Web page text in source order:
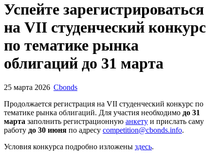
Успейте зарегистрироваться
на VII студенческий конкурс
по тематике рынка
облигаций до 31 марта
25 марта 2026 Cbonds
Продолжается регистрация на VII студенческий конкурс по
тематике рынка облигаций. Для участия необходимо до 31
марта заполнить регистрационную анкету и прислать саму
работу до 30 июня по адресу competition@cbonds.info.
Условия конкурса подробно изложены здесь.